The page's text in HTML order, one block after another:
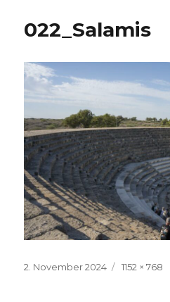
022_Salamis
Veröffentlicht
2. November 2024
Volle
1152 × 768